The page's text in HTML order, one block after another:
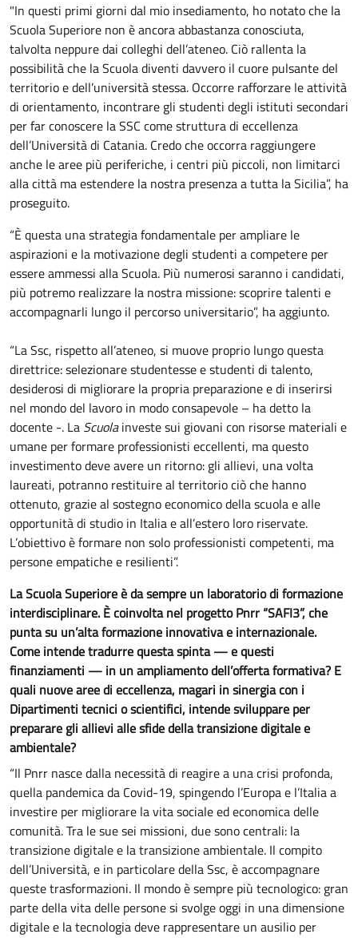
"In questi primi giorni dal mio insediamento, ho notato che la
Scuola Superiore non è ancora abbastanza conosciuta,
talvolta neppure dai colleghi dell’ateneo. Ciò rallenta la
possibilità che la Scuola diventi davvero il cuore pulsante del
territorio e dell’università stessa. Occorre rafforzare le attività
di orientamento, incontrare gli studenti degli istituti secondari
per far conoscere la SSC come struttura di eccellenza
dell’Università di Catania. Credo che occorra raggiungere
anche le aree più periferiche, i centri più piccoli, non limitarci
alla città ma estendere la nostra presenza a tutta la Sicilia”, ha
proseguito.
“È questa una strategia fondamentale per ampliare le
aspirazioni e la motivazione degli studenti a competere per
essere ammessi alla Scuola. Più numerosi saranno i candidati,
più potremo realizzare la nostra missione: scoprire talenti e
accompagnarli lungo il percorso universitario”, ha aggiunto.
“La Ssc, rispetto all’ateneo, si muove proprio lungo questa
direttrice: selezionare studentesse e studenti di talento,
desiderosi di migliorare la propria preparazione e di inserirsi
nel mondo del lavoro in modo consapevole – ha detto la
docente -. La Scuolainveste sui giovani con risorse materiali e
umane per formare professionisti eccellenti, ma questo
investimento deve avere un ritorno: gli allievi, una volta
laureati, potranno restituire al territorio ciò che hanno
ottenuto, grazie al sostegno economico della scuola e alle
opportunità di studio in Italia e all’estero loro riservate.
L’obiettivo è formare non solo professionisti competenti, ma
persone empatiche e resilienti”.
La Scuola Superiore è da sempre un laboratorio di formazione
interdisciplinare. È coinvolta nel progetto Pnrr “SAFI3”, che
punta su un’alta formazione innovativa e internazionale.
Come intende tradurre questa spinta — e questi
finanziamenti — in un ampliamento dell’offerta formativa? E
quali nuove aree di eccellenza, magari in sinergia con i
Dipartimenti tecnici o scientifici, intende sviluppare per
preparare gli allievi alle sfide della transizione digitale e
ambientale?
“Il Pnrr nasce dalla necessità di reagire a una crisi profonda,
quella pandemica da Covid-19, spingendo l’Europa e l’Italia a
investire per migliorare la vita sociale ed economica delle
comunità. Tra le sue sei missioni, due sono centrali: la
transizione digitale e la transizione ambientale. Il compito
dell’Università, e in particolare della Ssc, è accompagnare
queste trasformazioni. Il mondo è sempre più tecnologico: gran
parte della vita delle persone si svolge oggi in una dimensione
digitale e la tecnologia deve rappresentare un ausilio per